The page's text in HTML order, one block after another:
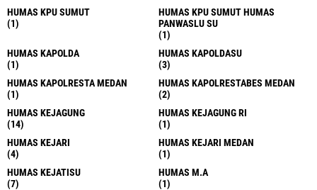
HUMAS KPU SUMUT
(1)
HUMAS KPU SUMUT HUMAS
PANWASLU SU
(1)
HUMAS KAPOLDA
(1)
HUMAS KAPOLDASU
(3)
HUMAS KAPOLRESTA MEDAN
(1)
HUMAS KAPOLRESTABES MEDAN
(2)
HUMAS KEJAGUNG
(14)
HUMAS KEJAGUNG RI
(1)
HUMAS KEJARI
(4)
HUMAS KEJARI MEDAN
(1)
HUMAS KEJATISU
(7)
HUMAS M.A
(1)